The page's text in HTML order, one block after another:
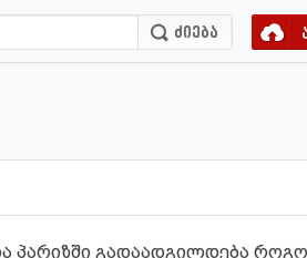
გადაადგილდება